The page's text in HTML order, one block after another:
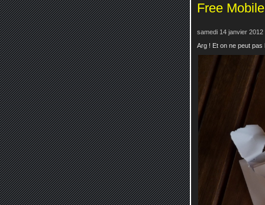
Free
samedi 14 janvier 2012
Arg ! Et on ne peut